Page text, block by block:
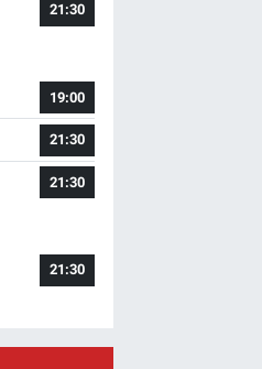
21:30
19:00
21:30
21:30
21:30